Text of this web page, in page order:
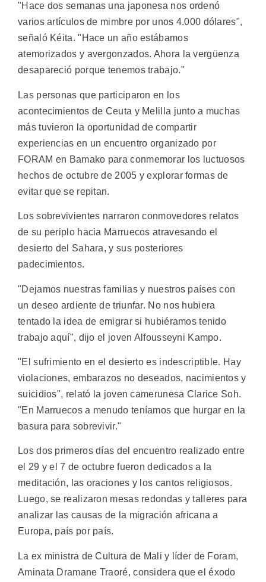
"Hace dos semanas una japonesa nos ordenó
varios artículos de mimbre por unos 4.000 dólares",
señaló Kéita. "Hace un año estábamos
atemorizados y avergonzados. Ahora la vergüenza
desapareció porque tenemos trabajo."
Las personas que participaron en los
acontecimientos de Ceuta y Melilla junto a muchas
más tuvieron la oportunidad de compartir
experiencias en un encuentro organizado por
FORAM en Bamako para conmemorar los luctuosos
hechos de octubre de 2005 y explorar formas de
evitar que se repitan.
Los sobrevivientes narraron conmovedores relatos
de su periplo hacia Marruecos atravesando el
desierto del Sahara, y sus posteriores
padecimientos.
"Dejamos nuestras familias y nuestros países con
un deseo ardiente de triunfar. No nos hubiera
tentado la idea de emigrar si hubiéramos tenido
trabajo aquí", dijo el joven Alfousseyni Kampo.
"El sufrimiento en el desierto es indescriptible. Hay
violaciones, embarazos no deseados, nacimientos y
suicidios", relató la joven camerunesa Clarice Soh.
"En Marruecos a menudo teníamos que hurgar en la
basura para sobrevivir."
Los dos primeros días del encuentro realizado entre
el 29 y el 7 de octubre fueron dedicados a la
meditación, las oraciones y los cantos religiosos.
Luego, se realizaron mesas redondas y talleres para
analizar las causas de la migración africana a
Europa, país por país.
La ex ministra de Cultura de Mali y líder de Foram,
Aminata Dramane Traoré, considera que el éxodo